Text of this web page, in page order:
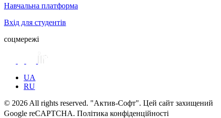
Навчальна платформа
Вхід для студентів
соцмережі
UA
RU
© 2026 All rights reserved. "Актив-Софт". Цей сайт захищений
Google reCAPTCHA. Політика конфіденційності